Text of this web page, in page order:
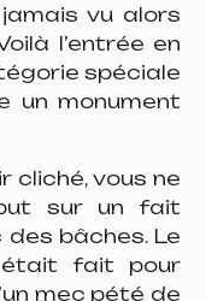
vu alors
l’entrée en
spéciale
un monument
cliché, vous ne
sur un fait
bâches. Le
était fait pour
mec pété de